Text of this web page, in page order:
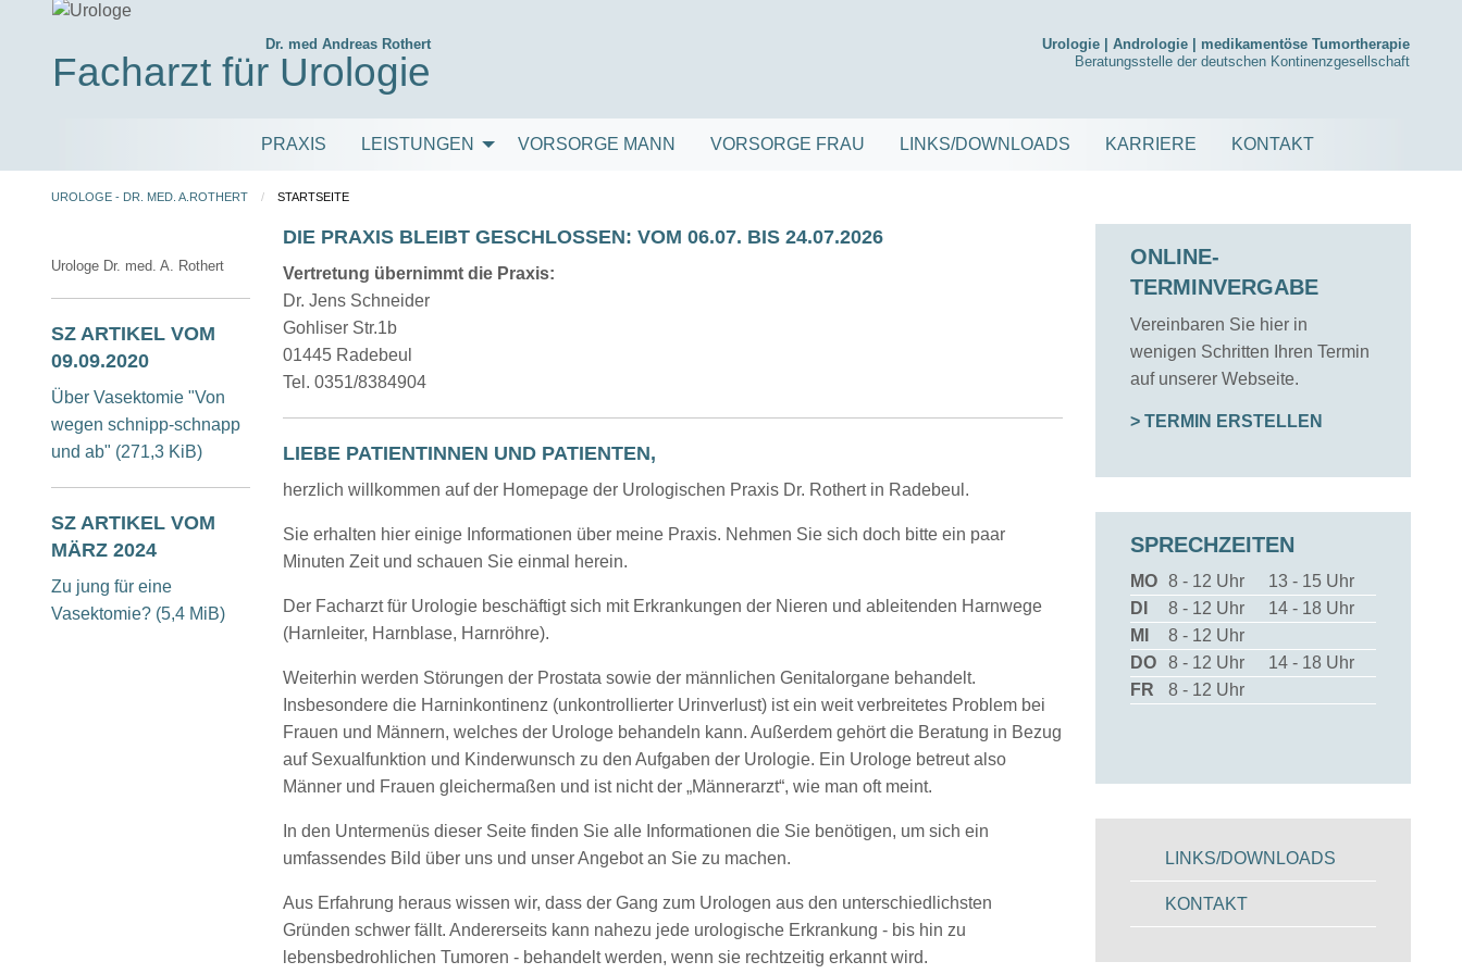
Dr. med Andreas Rothert
Facharzt für Urologie
Urologie | Andrologie | medikamentöse Tumortherapie
Beratungsstelle der deutschen Kontinenzgesellschaft
PRAXIS LEISTUNGEN VORSORGE MANN VORSORGE FRAU LINKS/DOWNLOADS KARRIERE KONTAKT
UROLOGE - DR. MED. A.ROTHERT STARTSEITE
DIE PRAXIS BLEIBT GESCHLOSSEN: VOM 06.07. BIS 24.07.2026
Vertretung übernimmt die Praxis:
Dr. Jens Schneider
Gohliser Str.1b
01445 Radebeul
Tel. 0351/8384904
LIEBE PATIENTINNEN UND PATIENTEN,
herzlich willkommen auf der Homepage der Urologischen Praxis Dr. Rothert in Radebeul.
Sie erhalten hier einige Informationen über meine Praxis. Nehmen Sie sich doch bitte ein paar
Minuten Zeit und schauen Sie einmal herein.
Der Facharzt für Urologie beschäftigt sich mit Erkrankungen der Nieren und ableitenden Harnwege
(Harnleiter, Harnblase, Harnröhre).
Weiterhin werden Störungen der Prostata sowie der männlichen Genitalorgane behandelt.
Insbesondere die Harninkontinenz (unkontrollierter Urinverlust) ist ein weit verbreitetes Problem bei
Frauen und Männern, welches der Urologe behandeln kann. Außerdem gehört die Beratung in Bezug
auf Sexualfunktion und Kinderwunsch zu den Aufgaben der Urologie. Ein Urologe betreut also
Männer und Frauen gleichermaßen und ist nicht der „Männerarzt“, wie man oft meint.
In den Untermenüs dieser Seite finden Sie alle Informationen die Sie benötigen, um sich ein
umfassendes Bild über uns und unser Angebot an Sie zu machen.
Aus Erfahrung heraus wissen wir, dass der Gang zum Urologen aus den unterschiedlichsten
Gründen schwer fällt. Andererseits kann nahezu jede urologische Erkrankung - bis hin zu
lebensbedrohlichen Tumoren - behandelt werden, wenn sie rechtzeitig erkannt wird.
Urologe Dr. med. A. Rothert
SZ ARTIKEL VOM
09.09.2020
Über Vasektomie "Von
wegen schnipp-schnapp
und ab" (271,3 KiB)
SZ ARTIKEL VOM
MÄRZ 2024
Zu jung für eine
Vasektomie? (5,4 MiB)
ONLINE-
TERMINVERGABE
Vereinbaren Sie hier in
wenigen Schritten Ihren Termin
auf unserer Webseite.
> TERMIN ERSTELLEN
SPRECHZEITEN
MO 8 - 12 Uhr
13 - 15 Uhr
DI
8 - 12 Uhr
14 - 18 Uhr
MI
8 - 12 Uhr
DO
8 - 12 Uhr
14 - 18 Uhr
FR
8 - 12 Uhr
LINKS/DOWNLOADS
KONTAKT